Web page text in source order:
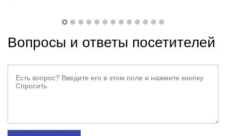
Вопросы и ответы посетителей